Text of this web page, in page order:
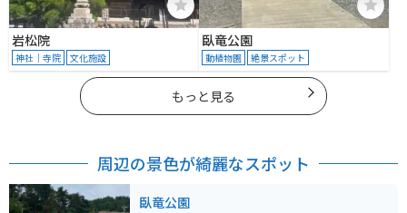
岩松院
神社｜寺院 文化施設
臥竜公園
動植物園 絶景スポット
もっと見る
周辺の景色が綺麗なスポット
臥竜公園